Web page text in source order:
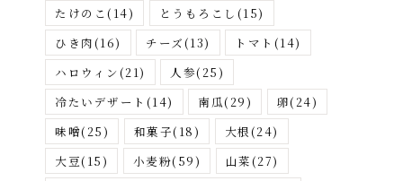
たけのこ(14) とうもろこし (15)
ひき肉(16) チーズ(13) トマト (14)
ハロウィン(21) 人参(25)
冷たいデザート (14) 南瓜(29) 卵(24)
味噌(25) 和菓子(18) 大根(24)
大豆(15) 小麦粉(59) 山菜(27)